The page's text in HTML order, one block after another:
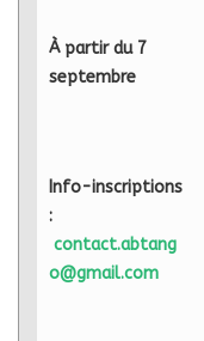
À partir du 7
septembre
Info-inscriptions
:
contact.abtang
o@gmail.com